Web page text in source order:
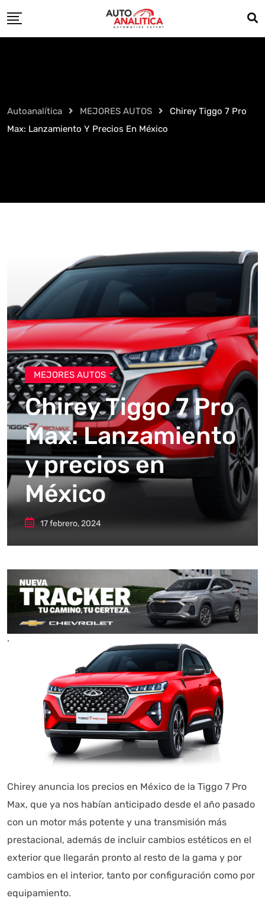
to
Autoanalítica MEJORES AUTOS
Chirey Tiggo 7 Pro
Max: Lanzamiento Y Precios En México
MEJORES AUTOS
Chirey Tiggo 7 Pro
Max: Lanzamiento
y precios en
México
17 febrero, 2024
.
Chirey anuncia los precios en México de la Tiggo 7 Pro
Max, que ya nos habían anticipado desde el año pasado
con un motor más potente y una transmisión más
prestacional, además de incluir cambios estéticos en el
exterior que llegarán pronto al resto de la gama y por
cambios en el interior, tanto por configuración como por
equipamiento.